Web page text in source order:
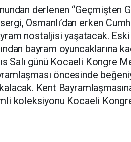
derlenen “Geçmişten
Osmanlı’dan erken
nostaljisi yaşatacak.
bayram oyuncaklarına
Salı günü Kocaeli Kongre
öncesinde
Kent
koleksiyonu Kocaeli